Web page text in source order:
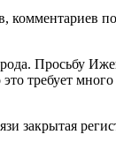
Просьбу
требует
закрытая